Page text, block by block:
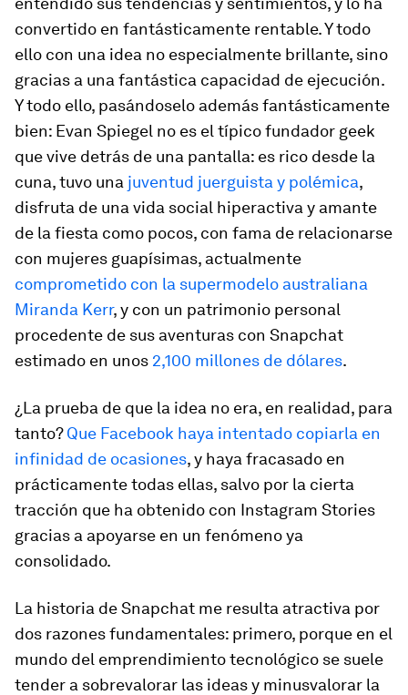
convertido en fantásticamente rentable. Y todo
ello con una idea no especialmente brillante, sino
gracias a una fantástica capacidad de ejecución.
Y todo ello, pasándoselo además fantásticamente
bien: Evan Spiegel no es el típico fundador geek
que vive detrás de una pantalla: es rico desde la
cuna, tuvo una juventud juerguista y polémica,
disfruta de una vida social hiperactiva y amante
de la fiesta como pocos, con fama de relacionarse
con mujeres guapísimas, actualmente
comprometido con la supermodelo australiana
Miranda Kerr, y con un patrimonio personal
procedente de sus aventuras con Snapchat
estimado en unos 2,100 millones de dólares.
¿La prueba de que la idea no era, en realidad, para
tanto?Que Facebook haya intentado copiarla en
infinidad de ocasiones, y haya fracasado en
prácticamente todas ellas, salvo por la cierta
tracción que ha obtenido con Instagram Stories
gracias a apoyarse en un fenómeno ya
consolidado.
La historia de Snapchat me resulta atractiva por
dos razones fundamentales: primero, porque en el
mundo del emprendimiento tecnológico se suele
tender a sobrevalorar las ideas y minusvalorar la